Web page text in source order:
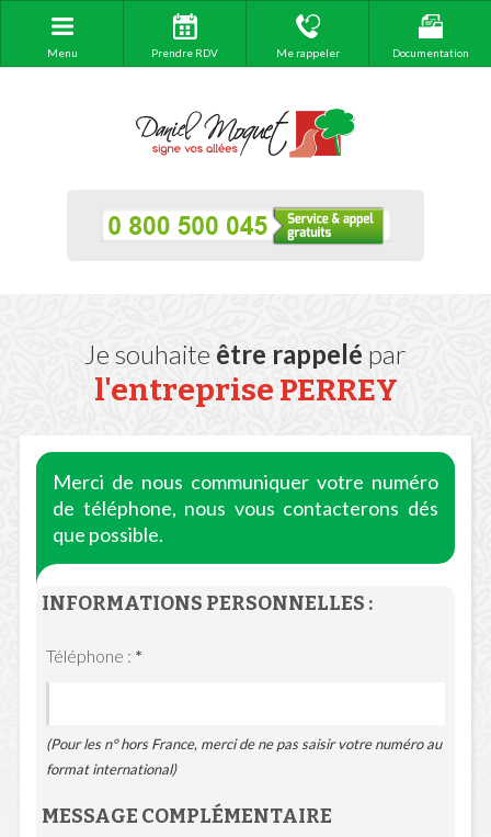
Menu Prendre RDV Me rappeler Documentation
Je souhaite être rappelé par
l'entreprise PERREY
Merci de nous communiquer votre numéro
de téléphone, nous vous contacterons dés
que possible.
INFORMATIONS PERSONNELLES :
Téléphone : *
(Pour les n° hors France, merci de ne pas saisir votre numéro au
format international)
MESSAGE COMPLÉMENTAIRE